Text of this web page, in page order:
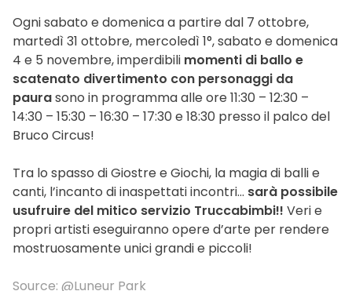
Ogni sabato e domenica a partire dal 7 ottobre,
martedì 31 ottobre, mercoledì 1°, sabato e domenica
4 e 5 novembre, imperdibili momenti di ballo e
scatenato divertimento con personaggi da
paurasono in programma alle ore 11:30 – 12:30 –
14:30 – 15:30 – 16:30 – 17:30 e 18:30 presso il palco del
Bruco Circus!
Tra lo spasso di Giostre e Giochi, la magia di balli e
canti, l’incanto di inaspettati incontri… sarà possibile
usufruire del mitico servizio Truccabimbi!! Veri e
propri artisti eseguiranno opere d’arte per rendere
mostruosamente unici grandi e piccoli!
Source: @Luneur Park